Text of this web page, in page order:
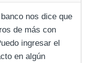
nos dice que
de más con
ingresar el
en algún